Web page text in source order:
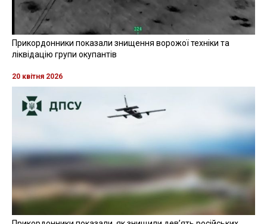
Прикордонники показали знищення ворожої техніки та
ліквідацію групи окупантів
20 квітня 2026